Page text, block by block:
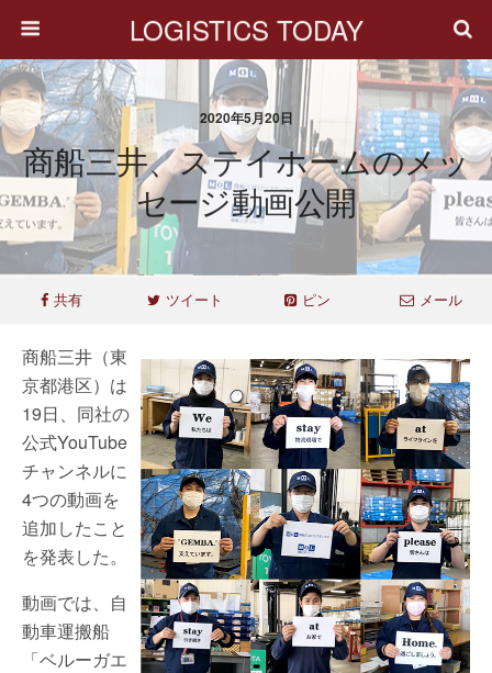
LOGISTICS TODAY
2020年5月20日
商船三井、ステイホームのメッ
セージ動画公開
共有 ツイート ピン メール
商船三井（東
京都港区）は
19日、同社の
公式YouTube
チャンネルに
4つの動画を
追加したこと
を発表した。
動画では、自
動車運搬船
「ベルーガエ